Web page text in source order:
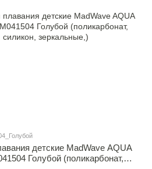
детские MadWave AQUA
Голубой (поликарбонат,